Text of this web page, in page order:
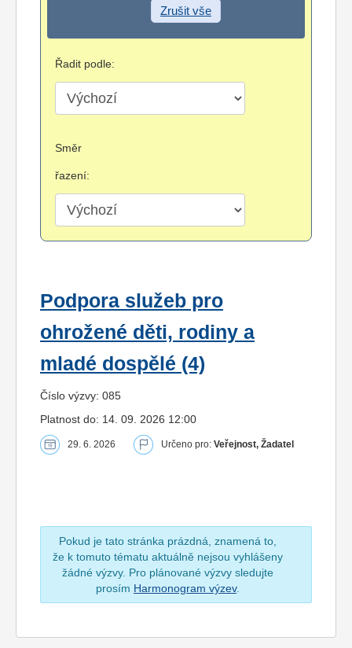
Zrušit vše
Řadit podle:
Směr
řazení:
Podpora služeb pro
ohrožené děti, rodiny a
mladé dospělé (4)
Číslo výzvy: 085
Platnost do: 14. 09. 2026 12:00
29. 6. 2026 Určeno pro: Veřejnost, Žadatel
Pokud je tato stránka prázdná, znamená to,
že k tomuto tématu aktuálně nejsou vyhlášeny
žádné výzvy. Pro plánované výzvy sledujte
prosím Harmonogram výzev.